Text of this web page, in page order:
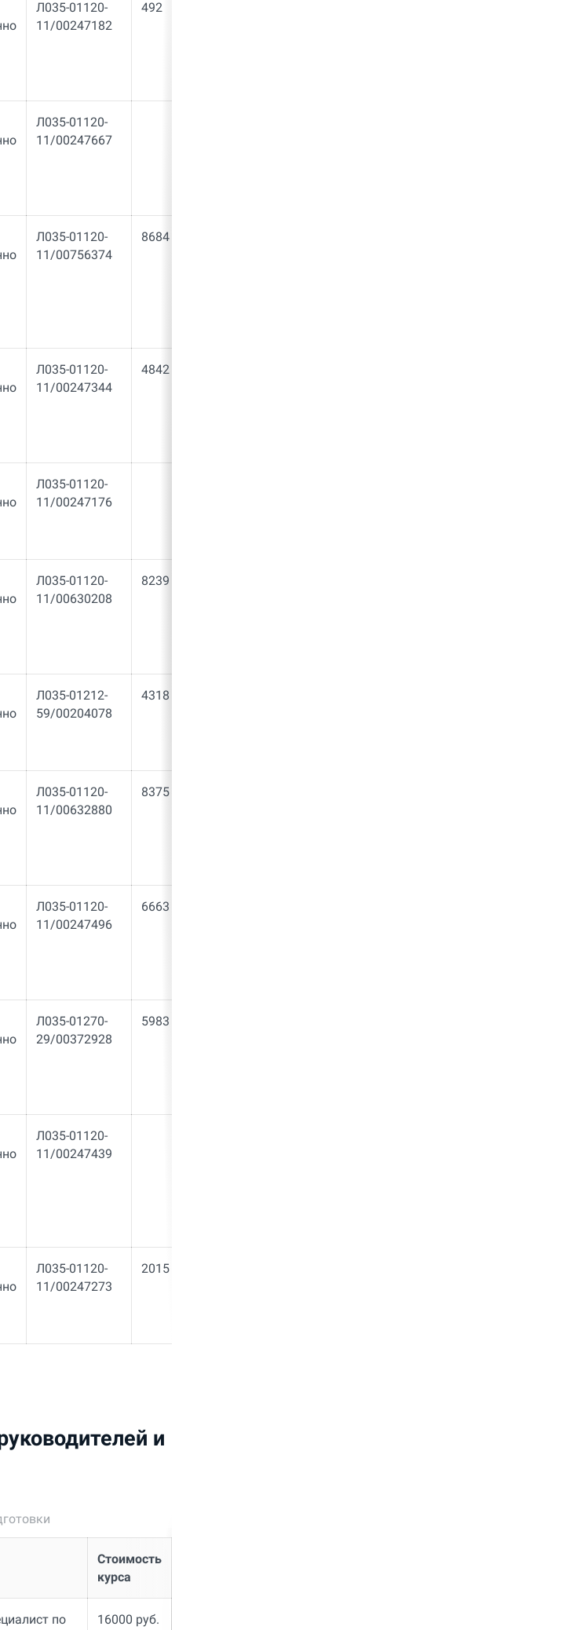
Л035-01120-
11/00247182
492
Л035-01120-
11/00247667
Л035-01120-
11/00756374
8684
Л035-01120-
11/00247344
4842
Л035-01120-
11/00247176
Л035-01120-
11/00630208
8239
Л035-01212-
59/00204078
4318
Л035-01120-
11/00632880
8375
Л035-01120-
11/00247496
6663
Л035-01270-
29/00372928
5983
Л035-01120-
11/00247439
Л035-01120-
11/00247273
2015
и
Стоимость
курса
по 16000 руб.